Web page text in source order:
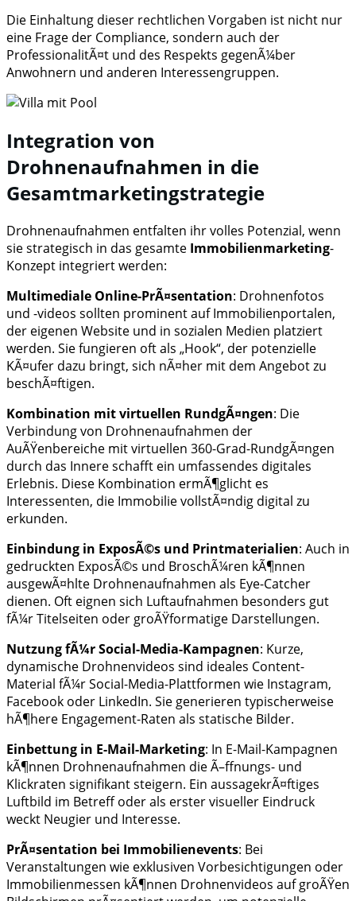
Die Einhaltung dieser rechtlichen Vorgaben ist nicht nur
eine Frage der Compliance, sondern auch der
ProfessionalitÃ¤t und des Respekts gegenÃ¼ber
Anwohnern und anderen Interessengruppen.
Integration von
Drohnenaufnahmen in die
Gesamtmarketingstrategie
Drohnenaufnahmen entfalten ihr volles Potenzial, wenn
sie strategisch in das gesamte Immobilienmarketing-
Konzept integriert werden:
Multimediale Online-PrÃ¤sentation: Drohnenfotos
und -videos sollten prominent auf Immobilienportalen,
der eigenen Website und in sozialen Medien platziert
werden. Sie fungieren oft als „Hook“, der potenzielle
KÃ¤ufer dazu bringt, sich nÃ¤her mit dem Angebot zu
beschÃ¤ftigen.
Kombination mit virtuellen RundgÃ¤ngen: Die
Verbindung von Drohnenaufnahmen der
AuÃŸenbereiche mit virtuellen 360-Grad-RundgÃ¤ngen
durch das Innere schafft ein umfassendes digitales
Erlebnis. Diese Kombination ermÃ¶glicht es
Interessenten, die Immobilie vollstÃ¤ndig digital zu
erkunden.
Einbindung in ExposÃ©s und Printmaterialien: Auch in
gedruckten ExposÃ©s und BroschÃ¼ren kÃ¶nnen
ausgewÃ¤hlte Drohnenaufnahmen als Eye-Catcher
dienen. Oft eignen sich Luftaufnahmen besonders gut
fÃ¼r Titelseiten oder groÃŸformatige Darstellungen.
Nutzung fÃ¼r Social-Media-Kampagnen: Kurze,
dynamische Drohnenvideos sind ideales Content-
Material fÃ¼r Social-Media-Plattformen wie Instagram,
Facebook oder LinkedIn. Sie generieren typischerweise
hÃ¶here Engagement-Raten als statische Bilder.
Einbettung in E-Mail-Marketing: In E-Mail-Kampagnen
kÃ¶nnen Drohnenaufnahmen die Ã–ffnungs- und
Klickraten signifikant steigern. Ein aussagekrÃ¤ftiges
Luftbild im Betreff oder als erster visueller Eindruck
weckt Neugier und Interesse.
PrÃ¤sentation bei Immobilienevents: Bei
Veranstaltungen wie exklusiven Vorbesichtigungen oder
Immobilienmessen kÃ¶nnen Drohnenvideos auf groÃŸen